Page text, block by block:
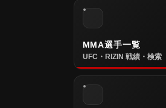
MMA選手一覧
UFC・RIZIN 戦績・検索